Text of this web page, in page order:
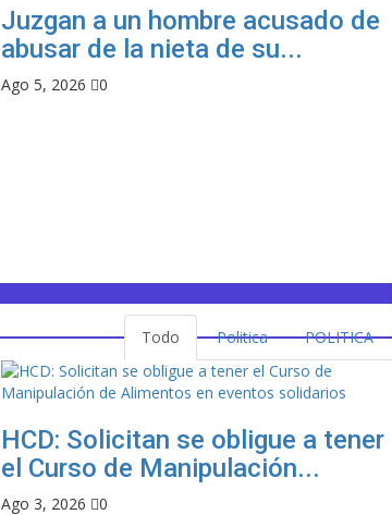
Juzgan a un hombre acusado de
abusar de la nieta de su...
Ago 5, 2026 0
Todo Politica POLITICA
HCD: Solicitan se obligue a tener
el Curso de Manipulación...
Ago 3, 2026
0